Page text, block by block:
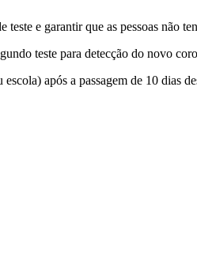
e garantir que as pessoas não
teste para detecção do novo
após a passagem de 10 dias